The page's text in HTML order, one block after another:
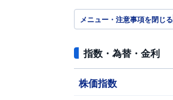
メニュー・注意事項を閉じる
指数・為替・金利
株価指数